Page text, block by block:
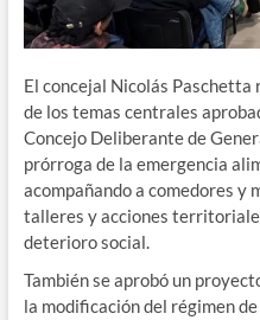
El concejal Nicolás Paschetta
de los temas centrales
Concejo Deliberante de
prórroga de la emergencia
acompañando a comedores y
talleres y acciones
deterioro social.
También se aprobó un
la modificación del régimen